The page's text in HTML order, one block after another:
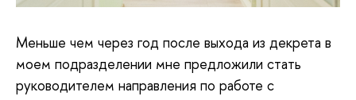
Меньше чем через год после выхода из декрета в
моем подразделении мне предложили стать
руководителем направления по работе с